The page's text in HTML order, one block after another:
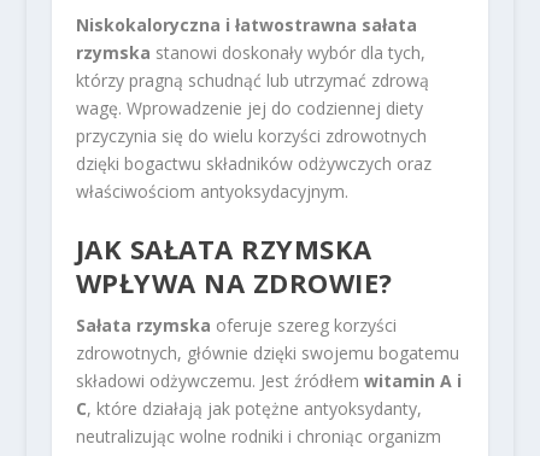
Niskokaloryczna i łatwostrawna sałata
rzymska stanowi doskonały wybór dla tych,
którzy pragną schudnąć lub utrzymać zdrową
wagę. Wprowadzenie jej do codziennej diety
przyczynia się do wielu korzyści zdrowotnych
dzięki bogactwu składników odżywczych oraz
właściwościom antyoksydacyjnym.
JAK SAŁATA RZYMSKA
WPŁYWA NA ZDROWIE?
Sałata rzymska oferuje szereg korzyści
zdrowotnych, głównie dzięki swojemu bogatemu
składowi odżywczemu. Jest źródłem witamin A i
C, które działają jak potężne antyoksydanty,
neutralizując wolne rodniki i chroniąc organizm